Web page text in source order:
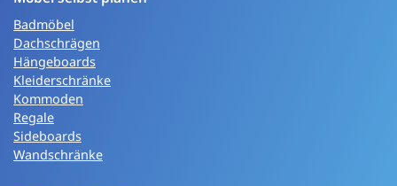
Badmöbel
Dachschrägen
Hängeboards
Kleiderschränke
Kommoden
Regale
Sideboards
Wandschränke